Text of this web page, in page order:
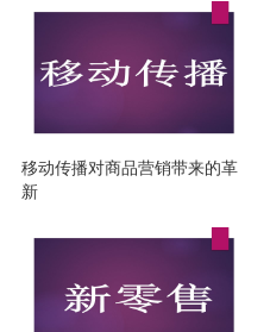
移动传播对商品营销带来的革
新